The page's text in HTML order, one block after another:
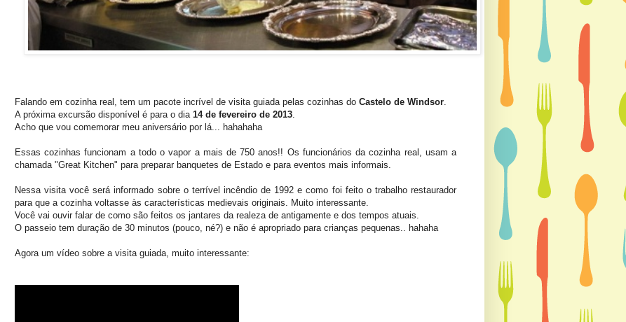
Falando em cozinha real, tem um pacote incrível de visita guiada pelas cozinhas do Castelo de Windsor.
A próxima excursão disponível é para o dia 14 de fevereiro de 2013.
Acho que vou comemorar meu aniversário por lá... hahahaha
Essas cozinhas funcionam a todo o vapor a mais de 750 anos!! Os funcionários da cozinha real, usam a
chamada "Great Kitchen" para preparar banquetes de Estado e para eventos mais informais.
Nessa visita você será informado sobre o terrível incêndio de 1992 e como foi feito o trabalho restaurador
para que a cozinha voltasse às características medievais originais. Muito interessante.
Você vai ouvir falar de como são feitos os jantares da realeza de antigamente e dos tempos atuais.
O passeio tem duração de 30 minutos (pouco, né?) e não é apropriado para crianças pequenas.. hahaha
Agora um vídeo sobre a visita guiada, muito interessante: